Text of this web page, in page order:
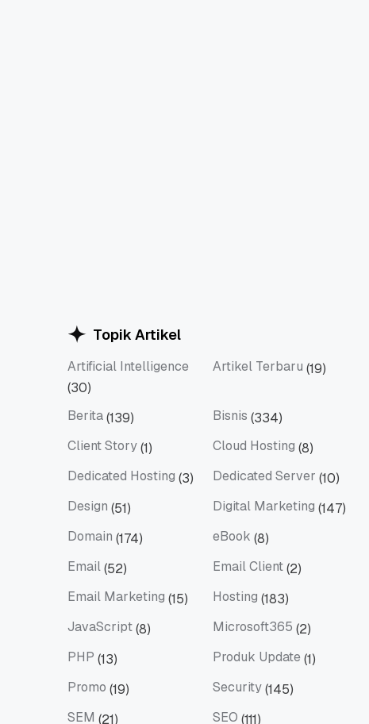
Topik Artikel
Artificial Intelligence
Artificial Intelligence
(30)
Artikel Terbaru (19)
Berita(139) Bisnis (334)
Client Story(1) Cloud Hosting (8)
Dedicated Hosting (3) Dedicated Server (10)
Design (51) Digital Marketing (147)
Domain (174) eBook (8)
Email(52) Email Client(2)
Email Marketing (15) Hosting (183)
JavaScript(8) Microsoft365 (2)
PHP (13) Produk Update (1)
Promo (19) Security(145)
SEM (21) SEO (111)